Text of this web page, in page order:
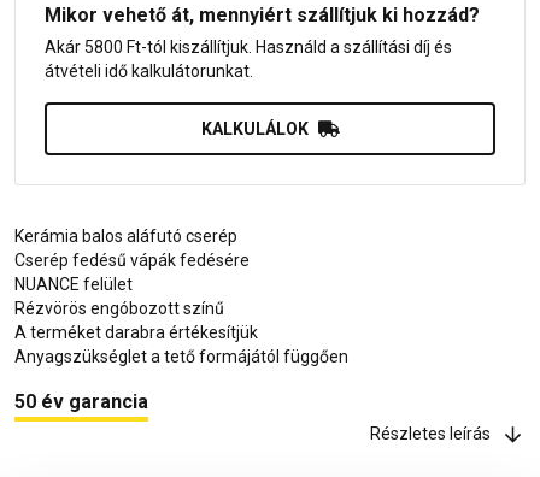
Mikor vehető át, mennyiért szállítjuk ki hozzád?
Akár 5800 Ft-tól kiszállítjuk. Használd a szállítási díj és
átvételi idő kalkulátorunkat.
KALKULÁLOK
Kerámia balos aláfutó cserép
Cserép fedésű vápák fedésére
NUANCE felület
Rézvörös engóbozott színű
A terméket darabra értékesítjük
Anyagszükséglet a tető formájától függően
50 év garancia
Részletes leírás